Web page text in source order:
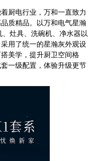
厨电行业，万和一直致力
质精品。以万和电气星瀚
灶具、洗碗机、净水器以
用了统一的星瀚灰外观设
美学，提升厨卫空间格
一级配置，体验升级更节